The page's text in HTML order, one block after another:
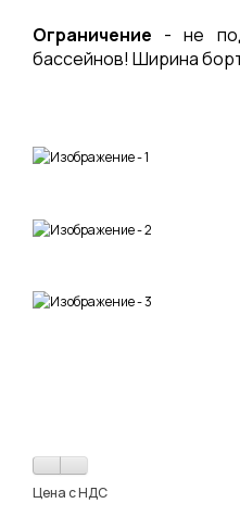
Ограничение - не
бассейнов! Ширина
Цена с НДС